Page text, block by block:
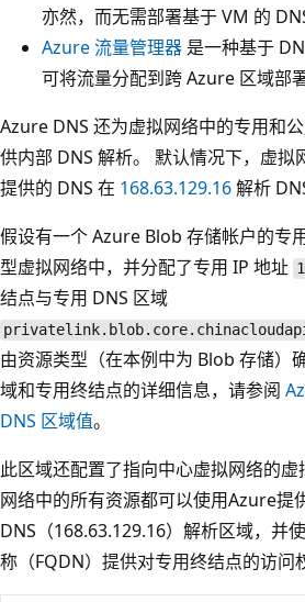
亦然，而无需部署基于 VM 的
Azure 流量管理器 是一种基于
可将流量分配到跨 Azure 区域部
Azure DNS 还为虚拟网络中的专用和
供内部 DNS 解析。 默认情况下，虚
提供的 DNS 在 168.63.129.16解析
假设有一个 Azure Blob 存储帐户的专
型虚拟网络中，并分配了专用 IP 地址
结点与专用 DNS 区域
由资源类型（在本例中为 Blob 存储）
域和专用终结点的详细信息，请参阅
DNS 区域值。
此区域还配置了指向中心虚拟网络的
网络中的所有资源都可以使用Azure提
DNS（168.63.129.16）解析区域，并
称（FQDN）提供对专用终结点的访问